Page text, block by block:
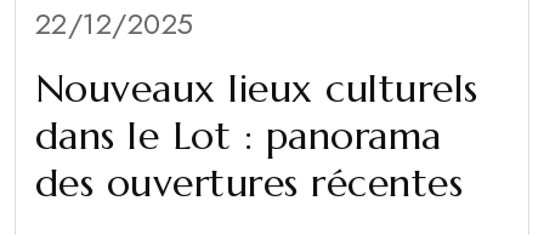
22/12/2025
Nouveaux lieux culturels
dans le Lot : panorama
des ouvertures récentes